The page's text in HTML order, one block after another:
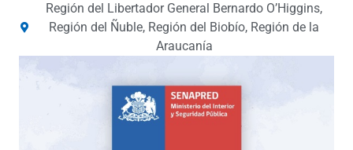
Región del Libertador General Bernardo O’Higgins,
Región del Ñuble, Región del Biobío, Región de la
Araucanía